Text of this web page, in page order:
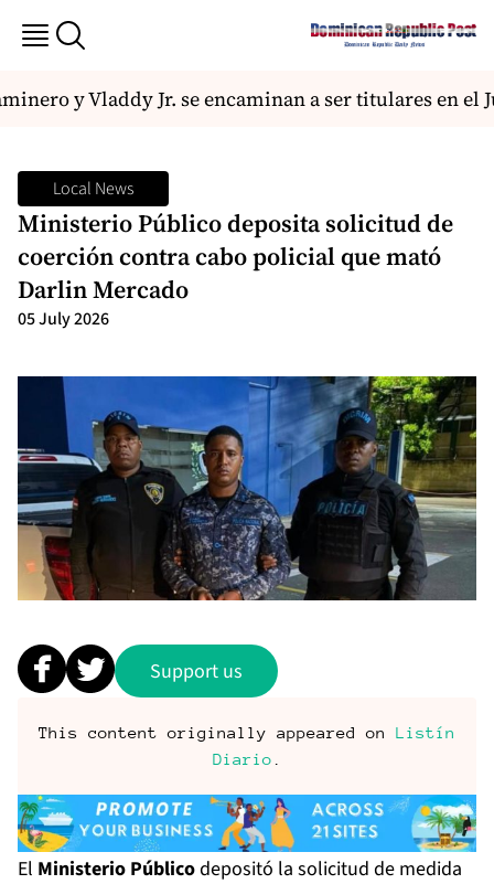
y Vladdy Jr. se encaminan a ser titulares en el
Local News
Ministerio Público deposita solicitud de
coerción contra cabo policial que mató
Darlin Mercado
05 July 2026
Support us
This content originally appeared on Listín
Diario .
El Ministerio Públicodepositó la solicitud de medida